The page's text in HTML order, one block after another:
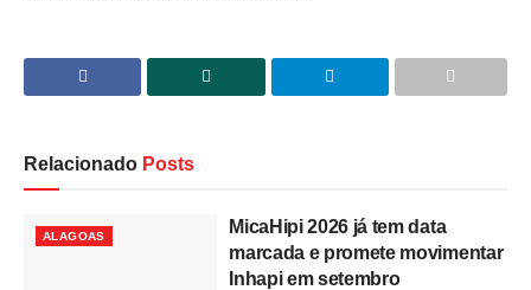
Relacionado Posts
ALAGOAS
MicaHipi 2026 já tem data
marcada e promete movimentar
Inhapi em setembro